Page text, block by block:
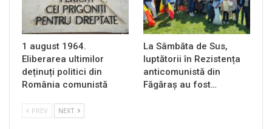
1 august 1964.
Eliberarea ultimilor
deținuți politici din
România comunistă
La Sâmbăta de Sus,
luptătorii în Rezistența
anticomunistă din
Făgăraș au fost…
PREV NEXT